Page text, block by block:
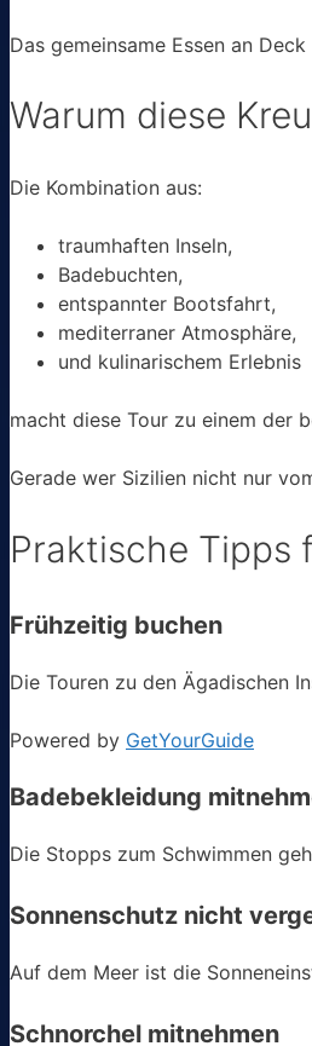
Das gemeinsame Essen an
Warum diese
Die Kombination aus:
traumhaften Inseln,
Badebuchten,
entspannter Bootsfahrt,
mediterraner Atmosphäre,
und kulinarischem Erlebnis
macht diese Tour zu einem der
Gerade wer Sizilien nicht nur
Praktische Tipps
Frühzeitig buchen
Die Touren zu den Ägadischen
Powered by GetYourGuide
Badebekleidung
Die Stopps zum Schwimmen
Sonnenschutz nicht
Auf dem Meer ist die
Schnorchel mitnehmen